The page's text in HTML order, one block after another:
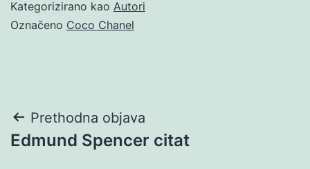
Kategorizirano kao Autori
Označeno Coco Chanel
Navigacija
objava
Prethodna objava
Edmund Spencer citat